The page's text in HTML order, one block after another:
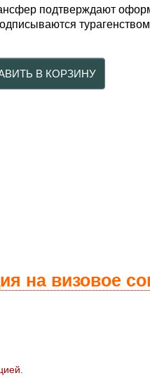
подтверждают
на визовое